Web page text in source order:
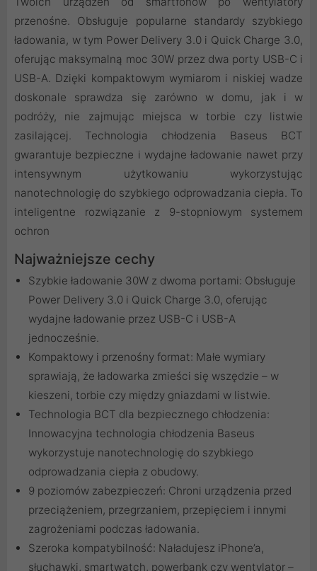
przenośne. Obsługuje popularne standardy szybkiego
ładowania, w tym Power Delivery 3.0 i Quick Charge 3.0,
oferując maksymalną moc 30W przez dwa porty USB-C i
USB-A. Dzięki kompaktowym wymiarom i niskiej wadze
doskonale sprawdza się zarówno w domu, jak i w
podróży, nie zajmując miejsca w torbie czy listwie
zasilającej. Technologia chłodzenia Baseus BCT
gwarantuje bezpieczne i wydajne ładowanie nawet przy
intensywnym użytkowaniu wykorzystując
nanotechnologię do szybkiego odprowadzania ciepła. To
inteligentne rozwiązanie z 9-stopniowym systemem
ochron
Najważniejsze cechy
Szybkie ładowanie 30W z dwoma portami: Obsługuje
Power Delivery 3.0 i Quick Charge 3.0, oferując
wydajne ładowanie przez USB-C i USB-A
jednocześnie.
Kompaktowy i przenośny format: Małe wymiary
sprawiają, że ładowarka zmieści się wszędzie – w
kieszeni, torbie czy między gniazdami w listwie.
Technologia BCT dla bezpiecznego chłodzenia:
Innowacyjna technologia chłodzenia Baseus
wykorzystuje nanotechnologię do szybkiego
odprowadzania ciepła z obudowy.
9 poziomów zabezpieczeń: Chroni urządzenia przed
przeciążeniem, przegrzaniem, przepięciem i innymi
zagrożeniami podczas ładowania.
Szeroka kompatybilność: Naładujesz iPhone’a,
słuchawki, smartwatch, powerbank czy wentylator –